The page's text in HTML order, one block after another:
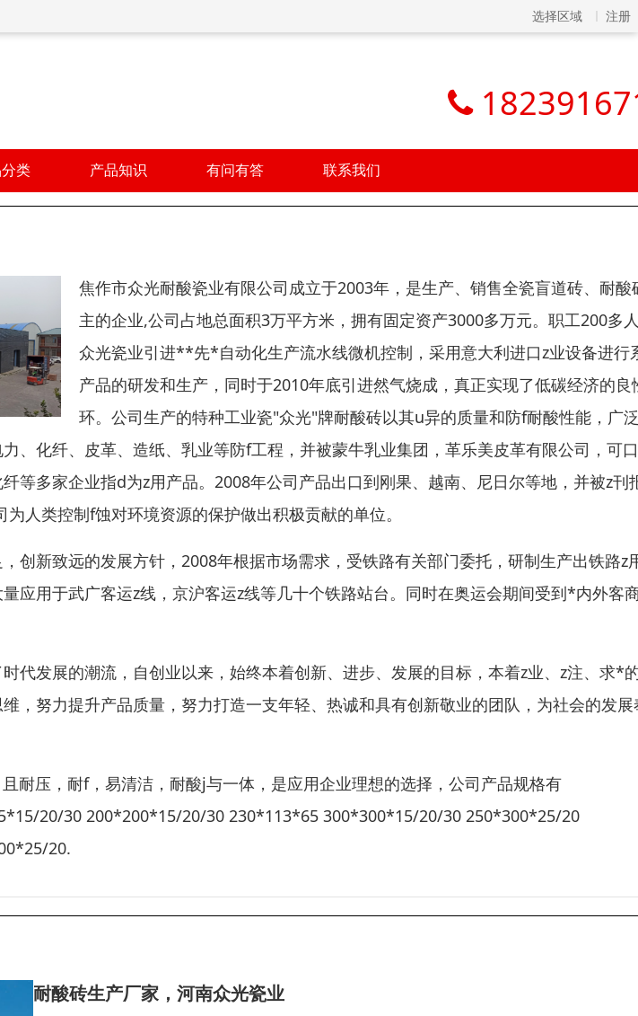
选择区域 注册
类 产品知识 有问有答 联系我们
焦作市众光耐酸瓷业有限公司成立于2003年，是生产、销售全瓷盲道砖、耐酸
主的企业,公司占地总面积3万平方米，拥有固定资产3000多万元。职工200多
众光瓷业引进**先*自动化生产流水线微机控制，采用意大利进口z业设备进行
产品的研发和生产，同时于2010年底引进然气烧成，真正实现了低碳经济的良
环。公司生产的特种工业瓷"众光"牌耐酸砖以其u异的质量和防f耐酸性能，广
、化纤、皮革、造纸、乳业等防f工程，并被蒙牛乳业集团，革乐美皮革有限公司，可
等多家企业指d为z用产品。2008年公司产品出口到刚果、越南、尼日尔等地，并被z刊
人类控制f蚀对环境资源的保护做出积极贡献的单位。
创新致远的发展方针，2008年根据市场需求，受铁路有关部门委托，研制生产出铁路z
应用于武广客运z线，京沪客运z线等几十个铁路站台。同时在奥运会期间受到*内外客
代发展的潮流，自创业以来，始终本着创新、进步、发展的目标，本着z业、z注、求*
，努力提升产品质量，努力打造一支年轻、热诚和具有创新敬业的团队，为社会的发展
耐压，耐f，易清洁，耐酸j与一体，是应用企业理想的选择，公司产品规格有
20/30 200*200*15/20/30 230*113*65 300*300*15/20/30 250*300*25/20
20.
耐酸砖生产厂家，河南众光瓷业